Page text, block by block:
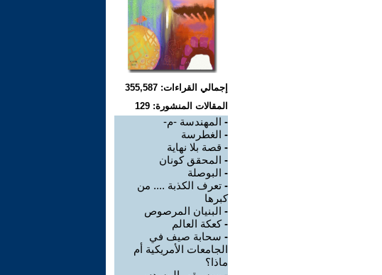
إجمالي القراءات: 355,587
المقالات المنشورة: 129
- المهندسة -م-
- الغطرسة
- قصة بلا نهاية
- المحقق كونان
- البوصلة
- تعرف الكذبة .... من
كبرها
- البنيان المرصوص
-كعكة العالم
- سحابة صيف في
الجامعات الأمريكية أم
ماذا؟